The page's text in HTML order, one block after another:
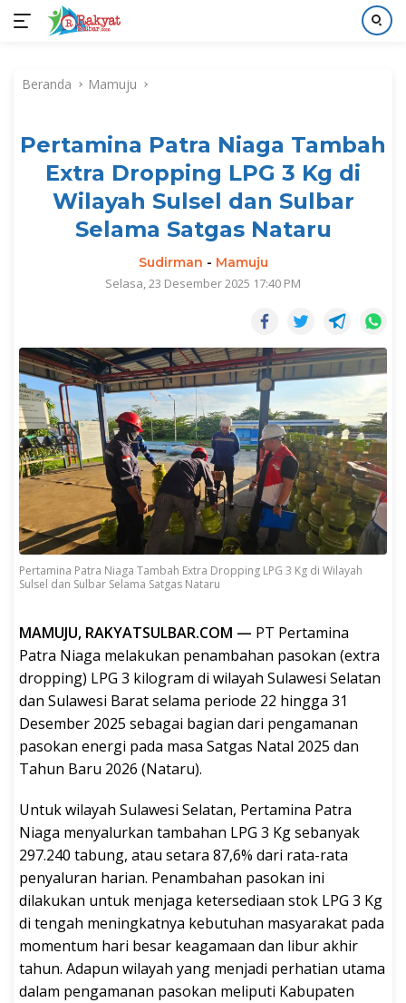
kontenBeranda Mamuju
Pertamina Patra Niaga Tambah
Extra Dropping LPG 3 Kg di
Wilayah Sulsel dan Sulbar
Selama Satgas Nataru
Sudirman - Mamuju
Selasa, 23 Desember 2025 17:40 PM
Pertamina Patra Niaga Tambah Extra Dropping LPG 3 Kg di Wilayah
Sulsel dan Sulbar Selama Satgas Nataru
MAMUJU, RAKYATSULBAR.COM — PT Pertamina
Patra Niaga melakukan penambahan pasokan (extra
dropping) LPG 3 kilogram di wilayah Sulawesi Selatan
dan Sulawesi Barat selama periode 22 hingga 31
Desember 2025 sebagai bagian dari pengamanan
pasokan energi pada masa Satgas Natal 2025 dan
Tahun Baru 2026 (Nataru).
Untuk wilayah Sulawesi Selatan, Pertamina Patra
Niaga menyalurkan tambahan LPG 3 Kg sebanyak
297.240 tabung, atau setara 87,6% dari rata-rata
penyaluran harian. Penambahan pasokan ini
dilakukan untuk menjaga ketersediaan stok LPG 3 Kg
di tengah meningkatnya kebutuhan masyarakat pada
momentum hari besar keagamaan dan libur akhir
tahun. Adapun wilayah yang menjadi perhatian utama
dalam pengamanan pasokan meliputi Kabupaten